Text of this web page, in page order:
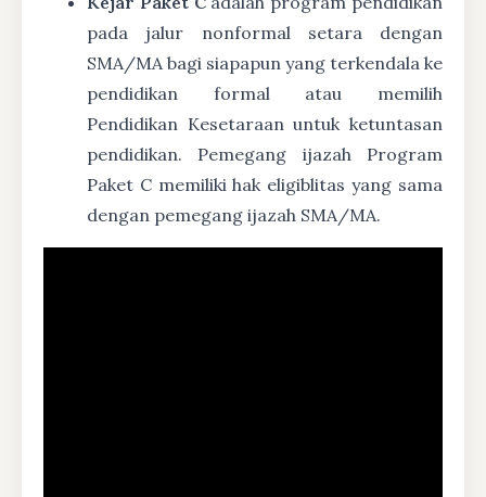
pada jalur nonformal setara dengan
SMA/MA bagi siapapun yang terkendala ke
pendidikan formal atau memilih
Pendidikan Kesetaraan untuk ketuntasan
pendidikan. Pemegang ijazah Program
Paket C memiliki hak eligiblitas yang sama
dengan pemegang ijazah SMA/MA.